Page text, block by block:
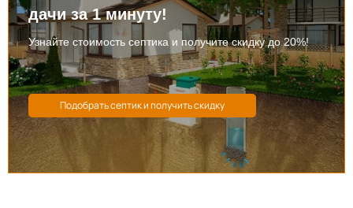
дачи за 1 минуту!
Узнайте стоимость септика и получите скидку до 20%!